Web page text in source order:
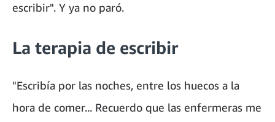
escribir". Y ya no paró.
La terapia de escribir
"Escribía por las noches, entre los huecos a la
hora de comer... Recuerdo que las enfermeras me